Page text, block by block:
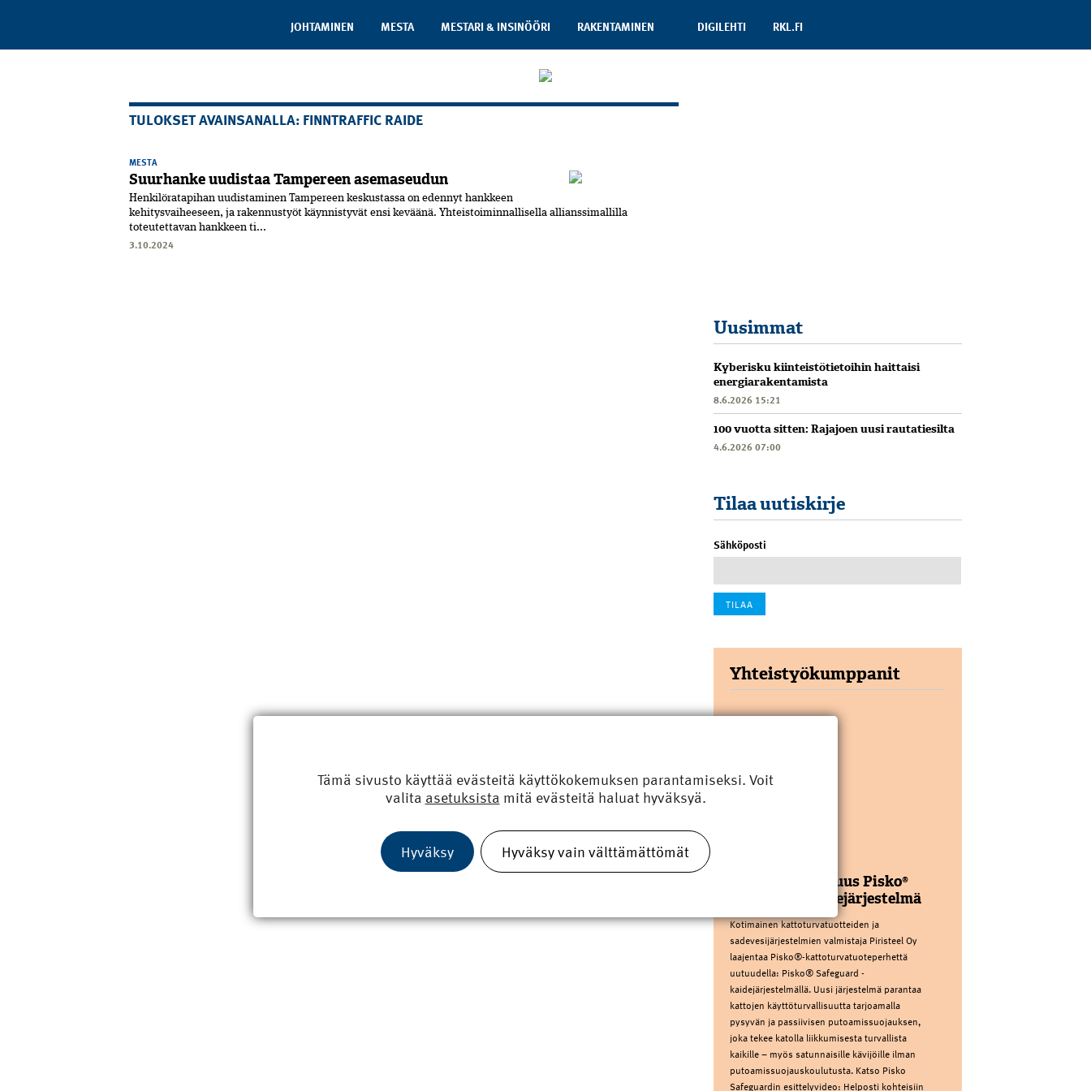
JOHTAMINEN MESTA MESTARI & INSINÖÖRI RAKENTAMINEN DIGILEHTI RKL.FI
TULOKSET AVAINSANALLA: FINNTRAFFIC RAIDE
MESTA
Suurhanke uudistaa Tampereen asemaseudun
Henkilöratapihan uudistaminen Tampereen keskustassa on edennyt hankkeen
kehitysvaiheeseen, ja rakennustyöt käynnistyvät ensi keväänä. Yhteistoiminnallisella allianssimallilla
toteutettavan hankkeen ti...
3.10.2024
Uusimmat
Kyberisku kiinteistötietoihin haittaisi
energiarakentamista
8.6.2026 15:21
100 vuotta sitten: Rajajoen uusi rautatiesilta
4.6.2026 07:00
Tilaa uutiskirje
Sähköposti
Yhteistyökumppanit
Kattoturvauutuus Pisko®
Safeguard kaidejärjestelmä
Kotimainen kattoturvatuotteiden ja
sadevesijärjestelmien valmistaja Piristeel Oy
laajentaa Pisko®-kattoturvatuoteperhettä
uutuudella: Pisko® Safeguard -
kaidejärjestelmällä. Uusi järjestelmä parantaa
kattojen käyttöturvallisuutta tarjoamalla
pysyvän ja passiivisen putoamissuojauksen,
joka tekee katolla liikkumisesta turvallista
kaikille – myös satunnaisille kävijöille ilman
putoamissuojauskoulutusta. Katso Pisko
Safeguardin esittelyvideo: Helposti kohteisiin
Tämä sivusto käyttää evästeitä käyttökokemuksen parantamiseksi. Voit
valita asetuksista mitä evästeitä haluat hyväksyä.
Hyväksy Hyväksy vain välttämättömät